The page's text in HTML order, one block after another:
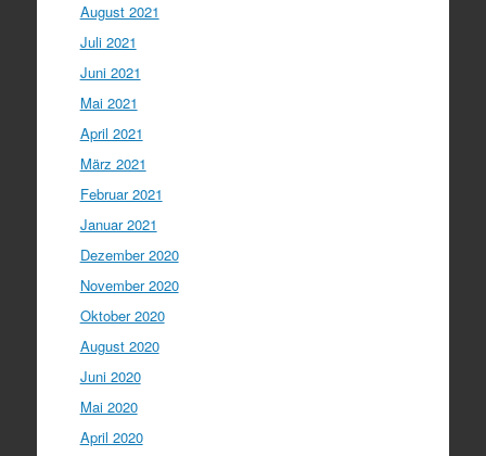
August 2021
Juli 2021
Juni 2021
Mai 2021
April 2021
März 2021
Februar 2021
Januar 2021
Dezember 2020
November 2020
Oktober 2020
August 2020
Juni 2020
Mai 2020
April 2020